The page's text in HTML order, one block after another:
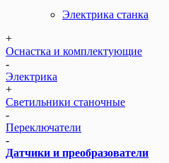
Электрика станка
+
Оснастка и комплектующие
-
Электрика
+
Светильники станочные
-
Переключатели
-
Датчики и преобразователи